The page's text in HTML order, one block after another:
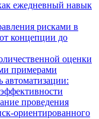
ежедневный навык
рисками в
концепции до
оценки
примерами
автоматизации:
проведения
ориентированного